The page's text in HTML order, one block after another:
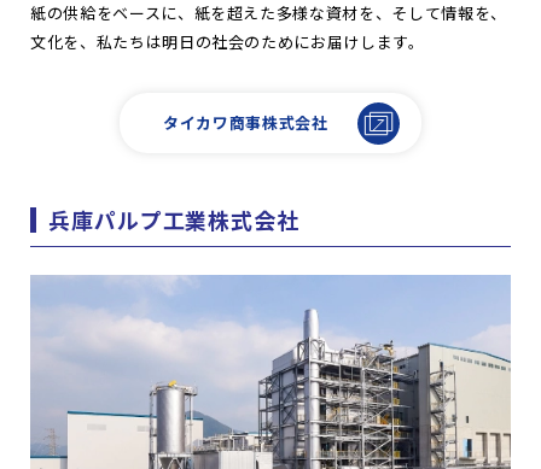
紙の供給をベースに、紙を超えた多様な資材を、そして情報を、
文化を、私たちは明日の社会のためにお届けします。
タイカワ商事株式会社
兵庫パルプ工業株式会社